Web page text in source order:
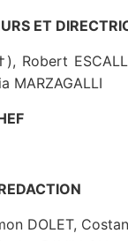
ET
Robert
MARZAGALLI
DOLET,